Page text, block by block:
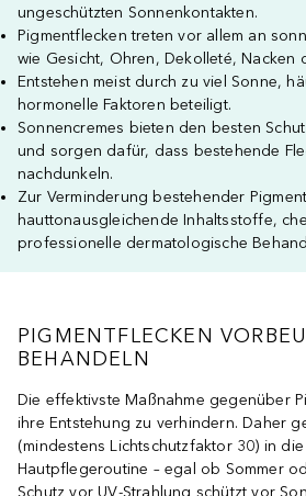
ungeschützten Sonnenkontakten.
Pigmentflecken treten vor allem an
wie Gesicht, Ohren, Dekolleté, Nacken
Entstehen meist durch zu viel Sonne,
hormonelle Faktoren beteiligt.
Sonnencremes bieten den besten
und sorgen dafür, dass bestehende
nachdunkeln.
Zur Verminderung bestehender
hauttonausgleichende Inhaltsstoffe,
professionelle dermatologische
PIGMENTFLECKEN
BEHANDELN
Die effektivste Maßnahme gegenüber
ihre Entstehung zu verhindern. Daher
(mindestens Lichtschutzfaktor 30) in
Hautpflegeroutine – egal ob Sommer
Schutz vor UV-Strahlung schützt vor